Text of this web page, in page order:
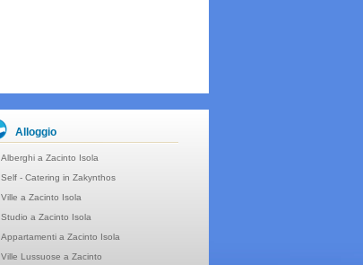
Alloggio
Alberghi a Zacinto Isola
Self - Catering in Zakynthos
Ville a Zacinto Isola
Studio a Zacinto Isola
Appartamenti a Zacinto Isola
Ville Lussuose a Zacinto